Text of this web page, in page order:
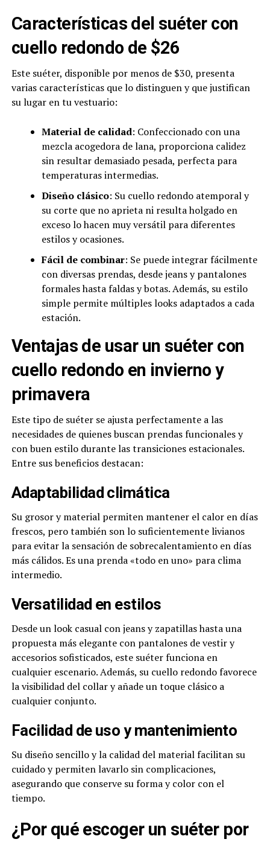
Características del suéter con
cuello redondo de $26
Este suéter, disponible por menos de $30, presenta
varias características que lo distinguen y que justifican
su lugar en tu vestuario:
Material de calidad: Confeccionado con una
mezcla acogedora de lana, proporciona calidez
sin resultar demasiado pesada, perfecta para
temperaturas intermedias.
Diseño clásico: Su cuello redondo atemporal y
su corte que no aprieta ni resulta holgado en
exceso lo hacen muy versátil para diferentes
estilos y ocasiones.
Fácil de combinar: Se puede integrar fácilmente
con diversas prendas, desde jeans y pantalones
formales hasta faldas y botas. Además, su estilo
simple permite múltiples looks adaptados a cada
estación.
Ventajas de usar un suéter con
cuello redondo en invierno y
primavera
Este tipo de suéter se ajusta perfectamente a las
necesidades de quienes buscan prendas funcionales y
con buen estilo durante las transiciones estacionales.
Entre sus beneficios destacan:
Adaptabilidad climática
Su grosor y material permiten mantener el calor en días
frescos, pero también son lo suficientemente livianos
para evitar la sensación de sobrecalentamiento en días
más cálidos. Es una prenda «todo en uno» para clima
intermedio.
Versatilidad en estilos
Desde un look casual con jeans y zapatillas hasta una
propuesta más elegante con pantalones de vestir y
accesorios sofisticados, este suéter funciona en
cualquier escenario. Además, su cuello redondo favorece
la visibilidad del collar y añade un toque clásico a
cualquier conjunto.
Facilidad de uso y mantenimiento
Su diseño sencillo y la calidad del material facilitan su
cuidado y permiten lavarlo sin complicaciones,
asegurando que conserve su forma y color con el
tiempo.
¿Por qué escoger un suéter por